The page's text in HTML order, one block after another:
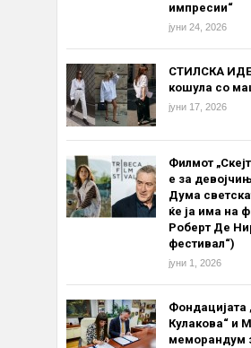
импресии“
јуни 24, 2026
СТИЛСКА
кошула со
јуни 17, 2026
Филмот
е за
Дума
ќе ја има на
Роберт Де
фестивал“)
јуни 1, 2026
Фондацијата
Кулакова“ и
меморандум